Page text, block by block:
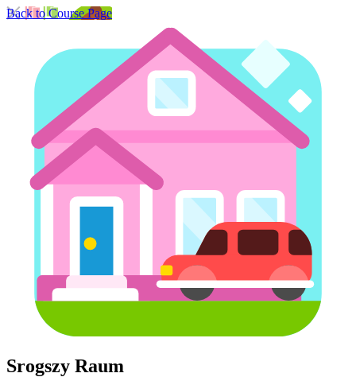
Back to Course Page
Srogszy Raum